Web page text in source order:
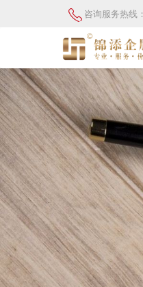
咨询服务热线：